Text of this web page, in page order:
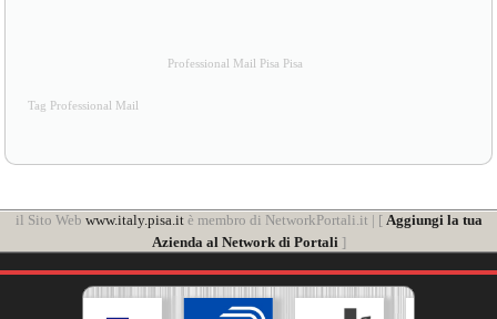
Professional Mail Pisa Pisa
Tag Professional Mail
il Sito Web www.italy.pisa.itè membro di NetworkPortali.it | [ Aggiungi la tua
Azienda al Network di Portali]